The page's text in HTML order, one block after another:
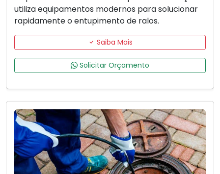
utiliza equipamentos modernos para solucionar
rapidamente o entupimento de ralos.
Saiba Mais
Solicitar Orçamento